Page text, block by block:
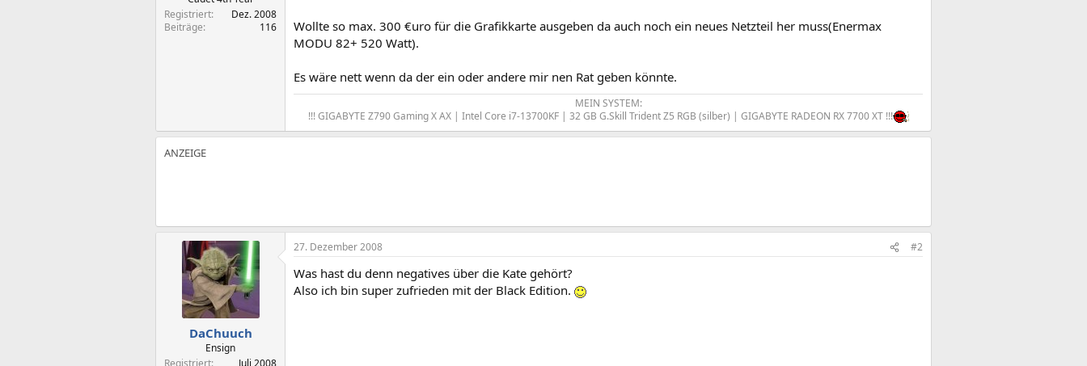
Registriert
Dez. 2008
Beiträge
116
Wollte so max. 300 €uro für die Grafikkarte ausgeben da auch noch ein neues Netzteil her muss(Enermax
MODU 82+ 520 Watt).
Es wäre nett wenn da der ein oder andere mir nen Rat geben könnte.
MEIN SYSTEM:
!!! GIGABYTE Z790 Gaming X AX | Intel Core i7-13700KF | 32 GB G.Skill Trident Z5 RGB (silber) | GIGABYTE RADEON RX 7700 XT !!!
DaChuuch
Ensign
Registriert
Juli 2008
27. Dezember 2008 #2
Was hast du denn negatives über die Kate gehört?
Also ich bin super zufrieden mit der Black Edition.